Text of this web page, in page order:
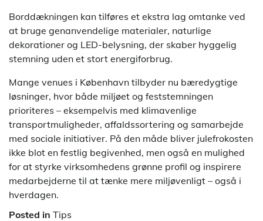
Borddækningen kan tilføres et ekstra lag omtanke ved
at bruge genanvendelige materialer, naturlige
dekorationer og LED-belysning, der skaber hyggelig
stemning uden et stort energiforbrug.
Mange venues i København tilbyder nu bæredygtige
løsninger, hvor både miljøet og feststemningen
prioriteres – eksempelvis med klimavenlige
transportmuligheder, affaldssortering og samarbejde
med sociale initiativer. På den måde bliver julefrokosten
ikke blot en festlig begivenhed, men også en mulighed
for at styrke virksomhedens grønne profil og inspirere
medarbejderne til at tænke mere miljøvenligt – også i
hverdagen.
Posted in Tips